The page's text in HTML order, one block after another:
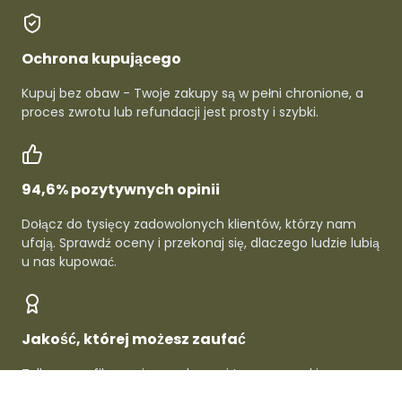
Ochrona kupującego
Kupuj bez obaw - Twoje zakupy są w pełni chronione, a
proces zwrotu lub refundacji jest prosty i szybki.
94,6% pozytywnych opinii
Dołącz do tysięcy zadowolonych klientów, którzy nam
ufają. Sprawdź oceny i przekonaj się, dlaczego ludzie lubią
u nas kupować.
Jakość, której możesz zaufać
Tylko zweryfikowani sprzedawcy i topowe marki -